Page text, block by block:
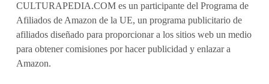
CULTURAPEDIA.COM es un participante del Programa de
Afiliados de Amazon de la UE, un programa publicitario de
afiliados diseñado para proporcionar a los sitios web un medio
para obtener comisiones por hacer publicidad y enlazar a
Amazon.